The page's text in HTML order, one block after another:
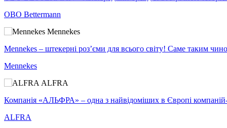
OBO Bettermann
Mennekes
Mennekes – штекерні роз’єми для всього світу! Саме таким
Mennekes
ALFRA
Компанія «АЛЬФРА» – одна з найвідоміших в Європі компаній-
ALFRA